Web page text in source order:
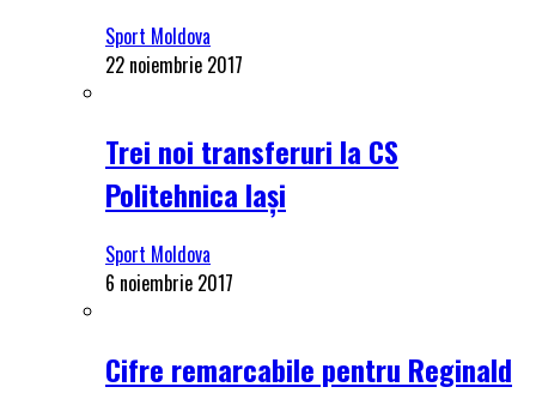
Sport Moldova
22 noiembrie 2017
Trei noi transferuri la CS
Politehnica Iași
Sport Moldova
6 noiembrie 2017
Cifre remarcabile pentru Reginald